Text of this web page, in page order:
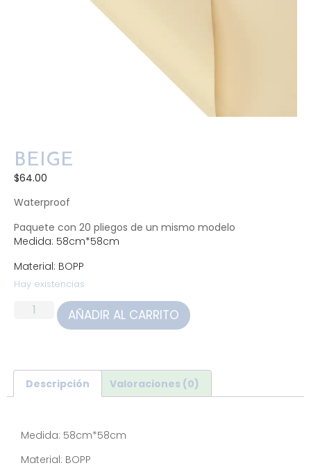
BEIGE
$64.00
Waterproof
Paquete con 20 pliegos de un mismo modelo
Medida: 58cm*58cm
Material: BOPP
Hay existencias
AÑADIR AL CARRITO
Descripción Valoraciones (0)
Medida: 58cm*58cm
Material: BOPP